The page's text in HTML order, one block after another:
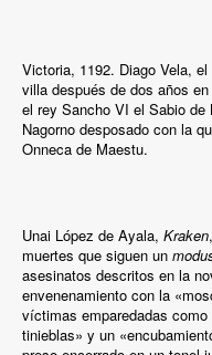
Victoria, 1192. Diago Vela,
villa después de dos años
el rey Sancho VI el Sabio de
Nagorno desposado con la
Onneca de Maestu.
Unai López de Ayala, Kraken
muertes que siguen un
asesinatos descritos en la
envenenamiento con la
víctimas emparedadas
tinieblas» y un